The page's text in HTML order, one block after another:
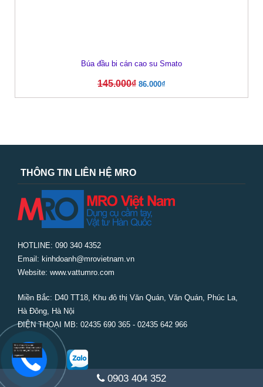
Búa đầu bi cán cao su Smato
145.000₫ 86.000₫
THÔNG TIN LIÊN HỆ MRO
HOTLINE: 090 340 4352
Email: kinhdoanh@mrovietnam.vn
Website: www.vattumro.com
Miền Bắc: D40 TT18, Khu đô thị Văn Quán, Văn Quán, Phúc La,
Hà Đông, Hà Nội
ĐIỆN THOẠI MB: 02435 690 365 - 02435 642 966
0903 404 352